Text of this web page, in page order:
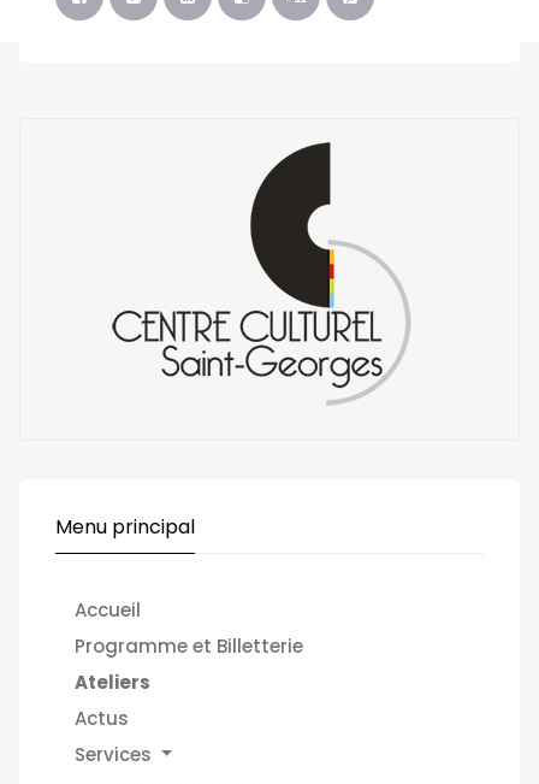
Menu principal
Accueil
Programme et Billetterie
Ateliers
Actus
Services